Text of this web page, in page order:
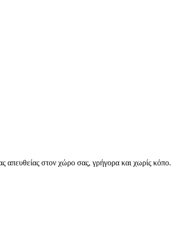
απευθείας στον χώρο σας, γρήγορα και χωρίς κόπο.